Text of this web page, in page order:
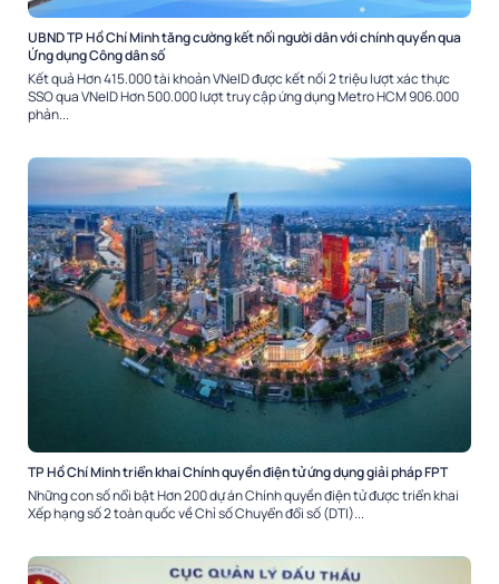
UBND TP Hồ Chí Minh tăng cường kết nối người dân với chính quyền qua
Ứng dụng Công dân số
Kết quả Hơn 415.000 tài khoản VNeID được kết nối 2 triệu lượt xác thực
SSO qua VNeID Hơn 500.000 lượt truy cập ứng dụng Metro HCM 906.000
phản...
TP Hồ Chí Minh triển khai Chính quyền điện tử ứng dụng giải pháp FPT
Những con số nổi bật Hơn 200 dự án Chính quyền điện tử được triển khai
Xếp hạng số 2 toàn quốc về Chỉ số Chuyển đổi số (DTI)...